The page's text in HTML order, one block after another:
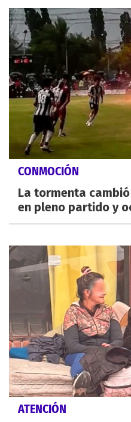
CONMOCIÓN
La tormenta
en pleno partido y
ATENCIÓN